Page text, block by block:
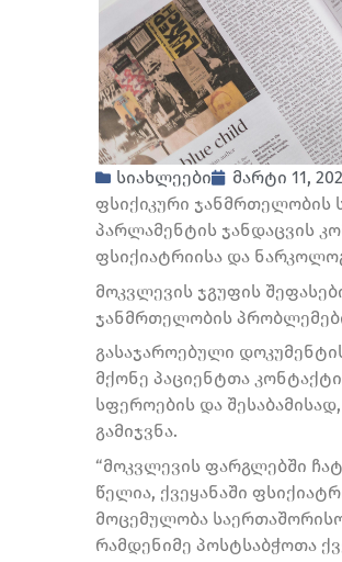
სიახლეები
მარტი 11,
ფსიქიკური ჯანმრთელობის
პარლამენტის ჯანდაცვის
ფსიქიატრიისა და
მოკვლევის ჯგუფის
ჯანმრთელობის
გასაჯაროებული
მქონე პაციენტთა
სფეროების და
გამიჯვნა.
“მოკვლევის ფარგლებში
წელია, ქვეყანაში
მოცემულობა
რამდენიმე პოსტსაბჭოთა